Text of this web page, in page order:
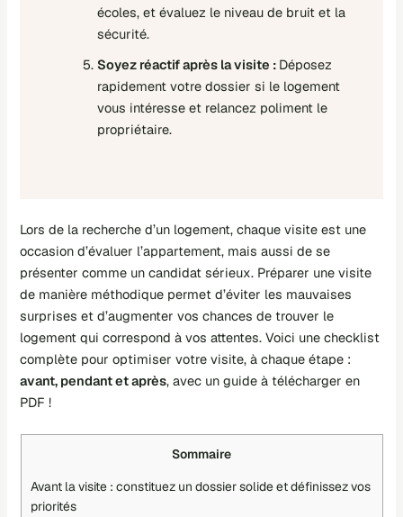
écoles, et évaluez le niveau de bruit et la
sécurité.
Soyez réactif après la visite : Déposez
rapidement votre dossier si le logement
vous intéresse et relancez poliment le
propriétaire.
Lors de la recherche d’un logement, chaque visite est une
occasion d’évaluer l’appartement, mais aussi de se
présenter comme un candidat sérieux. Préparer une visite
de manière méthodique permet d’éviter les mauvaises
surprises et d’augmenter vos chances detrouver le
logement qui correspond à vos attentes. Voici une checklist
complète pour optimiser votre visite, à chaque étape :
avant, pendant et après, avec un guide à télécharger en
PDF !
Sommaire
Avant la visite : constituez un dossier solide et définissez vos
priorités